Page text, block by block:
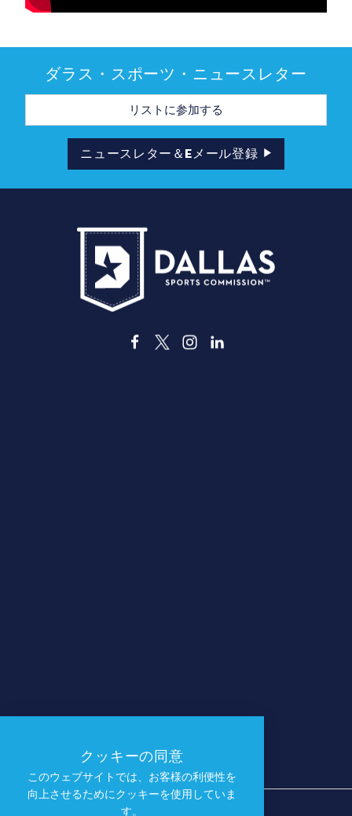
ダラス・スポーツ・ニュースレター
メ
ル
ニュースレター＆Eメール登録
クッキーの同意
このウェブサイトでは、お客様の利便性を
向上させるためにクッキーを使用していま
す。